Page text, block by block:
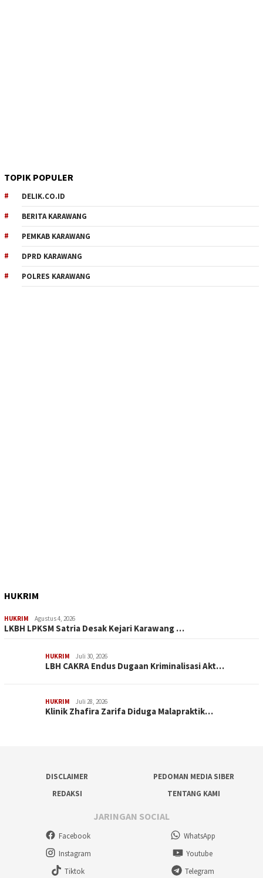
TOPIK POPULER
DELIK.CO.ID
BERITA KARAWANG
PEMKAB KARAWANG
DPRD KARAWANG
POLRES KARAWANG
HUKRIM
HUKRIM Agustus 4, 2026
LKBH LPKSM Satria Desak Kejari Karawang …
HUKRIM Juli 30, 2026
LBH CAKRA Endus Dugaan Kriminalisasi Akt…
HUKRIM Juli 28, 2026
Klinik Zhafira Zarifa Diduga Malapraktik…
DISCLAIMER
PEDOMAN MEDIA SIBER
REDAKSI
TENTANG KAMI
JARINGAN SOCIAL
Facebook
WhatsApp
Instagram
Youtube
Tiktok
Telegram